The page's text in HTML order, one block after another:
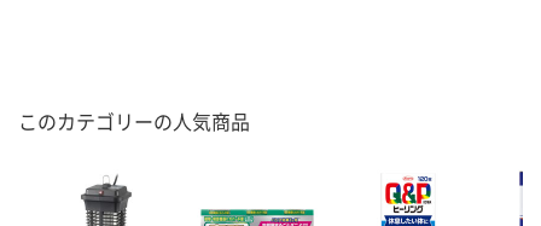
このカテゴリーの人気商品